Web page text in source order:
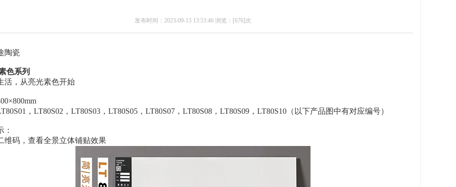
发布时间：2023-09-13 13:53:46 浏览：[676]次
陶瓷
色系列
活，从亮光素色开始
， LT80S02 ， LT80S03 ， LT80S05 ， LT80S07 ， LT80S08 ， LT80S09 ， LT80S10 （以下产品图中有对应编号）
：
维码，查看全景立体铺贴效果